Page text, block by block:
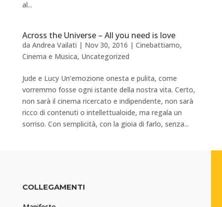
al...
Across the Universe – All you need is love
da Andrea Vailati | Nov 30, 2016 | Cinebattiamo,
Cinema e Musica, Uncategorized
Jude e Lucy Un’emozione onesta e pulita, come
vorremmo fosse ogni istante della nostra vita. Certo,
non sarà il cinema ricercato e indipendente, non sarà
ricco di contenuti o intellettualoide, ma regala un
sorriso. Con semplicità, con la gioia di farlo, senza...
COLLEGAMENTI